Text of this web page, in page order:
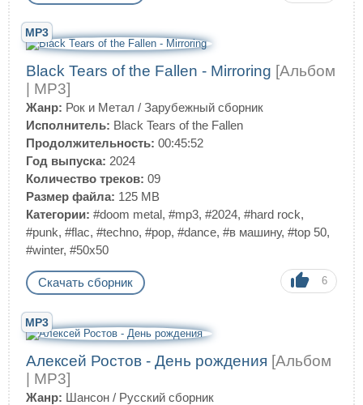
MP3
Black Tears of the Fallen - Mirroring [Альбом
| MP3]
Жанр: Рок и Метал / Зарубежный сборник
Исполнитель: Black Tears of the Fallen
Продолжительность: 00:45:52
Год выпуска: 2024
Количество треков: 09
Размер файла: 125 MB
Категории: #doom metal, #mp3, #2024, #hard rock,
#punk, #flac, #techno, #pop, #dance, #в машину, #top 50,
#winter, #50x50
Скачать сборник 6
MP3
Алексей Ростов - День рождения [Альбом
| MP3]
Жанр: Шансон / Русский сборник